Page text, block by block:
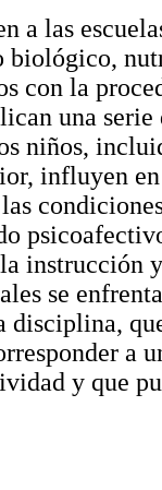
a las
biológico,
con la
una serie
niños,
influyen
instrucción
se
disciplina,
a
y que